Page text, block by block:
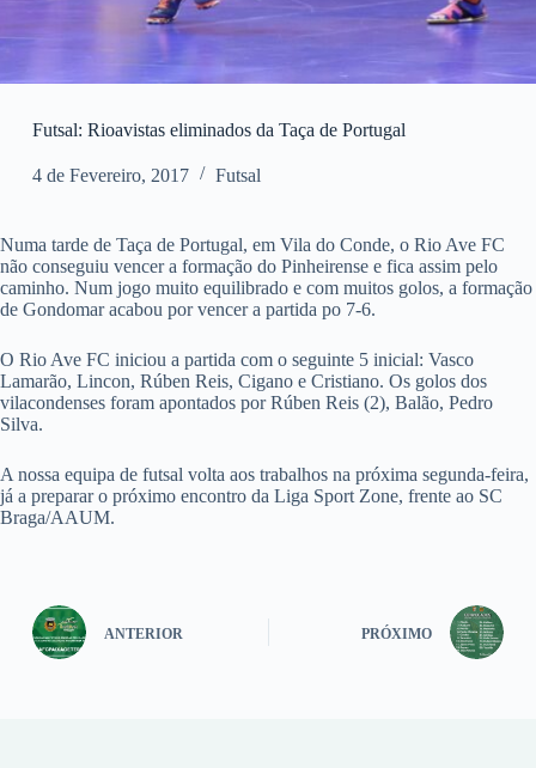
Futsal: Rioavistas eliminados da Taça de Portugal
4 de Fevereiro, 2017 Futsal
Numa tarde de Taça de Portugal, em Vila do Conde, o Rio Ave FC
não conseguiu vencer a formação do Pinheirense e fica assim pelo
caminho. Num jogo muito equilibrado e com muitos golos, a formação
de Gondomar acabou por vencer a partida po 7-6.
O Rio Ave FC iniciou a partida com o seguinte 5 inicial: Vasco
Lamarão, Lincon, Rúben Reis, Cigano e Cristiano. Os golos dos
vilacondenses foram apontados por Rúben Reis (2), Balão, Pedro
Silva.
A nossa equipa de futsal volta aos trabalhos na próxima segunda-feira,
já a preparar o próximo encontro da Liga Sport Zone, frente ao SC
Braga/AAUM.
ANTERIOR PRÓXIMO